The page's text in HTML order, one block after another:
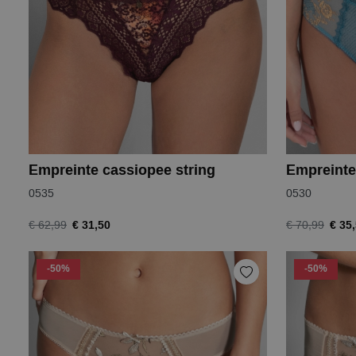
Empreinte cassiopee string
0535
€ 62,99 € 31,50
0530
€ 70,99 €
-50% -50%